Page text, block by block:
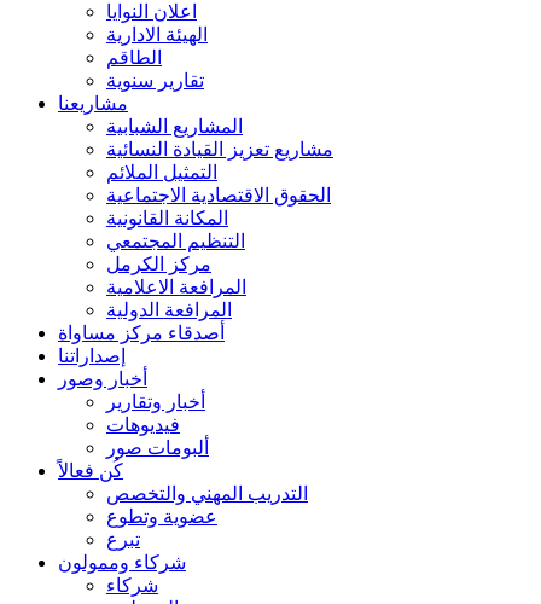
اعلان النوايا
الهيئة الادارية
الطاقم
تقارير سنوية
مشاريعنا
المشاريع الشبابية
مشاريع تعزيز القيادة النسائية
التمثيل الملائم
الحقوق الاقتصادية الاجتماعية
المكانة القانونية
التنظيم المجتمعي
مركز الكرمل
المرافعة الاعلامية
المرافعة الدولية
أصدقاء مركز مساواة
إصداراتنا
أخبار وصور
أخبار وتقارير
فيديوهات
ألبومات صور
كُن فعالاً
التدريب المهني والتخصص
عضوية وتطوع
تبرع
شركاء وممولون
شركاء